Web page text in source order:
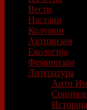
Вести
Настани
Колумни
Активизам
Екологија
Феминизам
Литература
Анти